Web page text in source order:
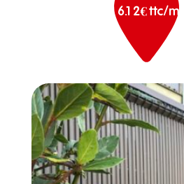
16.12€ ttc/m²